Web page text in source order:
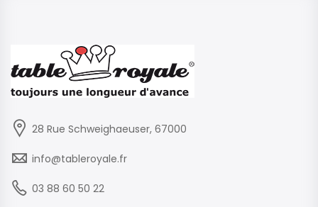
28 Rue Schweighaeuser, 67000
info@tableroyale.fr
03 88 60 50 22